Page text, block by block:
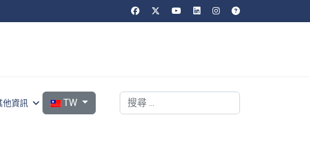
他資訊 選擇你的語言
TW 搜索